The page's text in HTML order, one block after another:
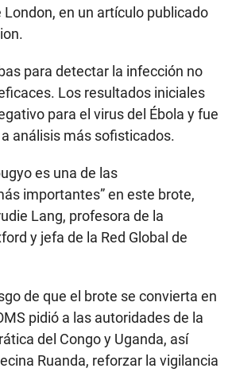
London, en un artículo publicado
para detectar la infección no
Los resultados iniciales
para el virus del Ébola y fue
análisis más sofisticados.
es una de las
importantes” en este brote,
Lang, profesora de la
y jefa de la Red Global de
de que el brote se convierta en
pidió a las autoridades de la
del Congo y Uganda, así
Ruanda, reforzar la vigilancia